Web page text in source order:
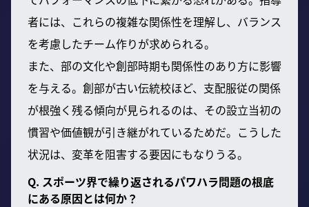
者には、これらの複雑な関係性を理解し、バランス
を考慮したチーム作りが求められる。
また、部の文化や創部時期も関係性のあり方に影響
を与える。創部が古い伝統校ほど、支配服従の関係
が根強く残る傾向が見られるのは、その設立当初の
慣習や価値観が引き継がれているためだ。こうした
状況は、変革を阻害する要因にもなりうる。
Q. スポーツ界で繰り返されるパワハラ問題の根底
にある原因とは何か？